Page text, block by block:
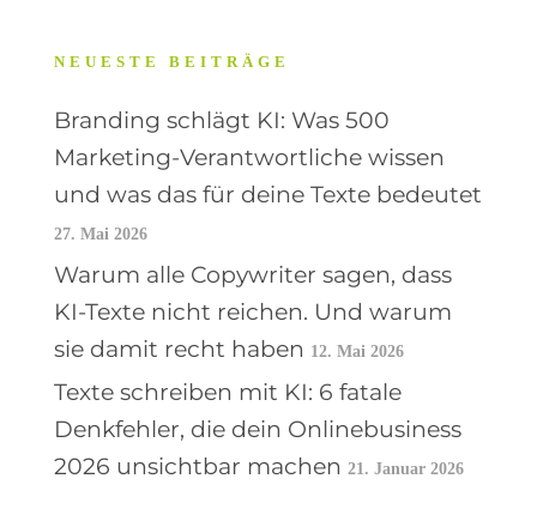
NEUESTE BEITRÄGE
Branding schlägt KI: Was 500
Marketing-Verantwortliche wissen
und was das für deine Texte bedeutet
27. Mai 2026
Warum alle Copywriter sagen, dass
KI-Texte nicht reichen. Und warum
sie damit recht haben 12. Mai 2026
Texte schreiben mit KI: 6 fatale
Denkfehler, die dein Onlinebusiness
2026 unsichtbar machen 21. Januar 2026